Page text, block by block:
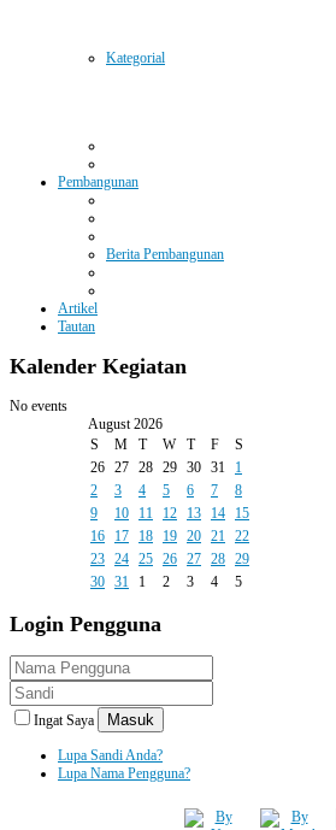
Kategorial
Pembangunan
Berita Pembangunan
Artikel
Tautan
Kalender Kegiatan
No events
August 2026
S
M T W T F
S
26 27 28 29 30 31
1
2
3 4 5 6 7
8
9
10 11 12 13 14
15
16
17 18 19 20 21 22
23 24 25 26 27 28 29
30 31 1 2 3 4 5
Login Pengguna
Ingat Saya Masuk
Lupa Sandi Anda?
Lupa Nama Pengguna?